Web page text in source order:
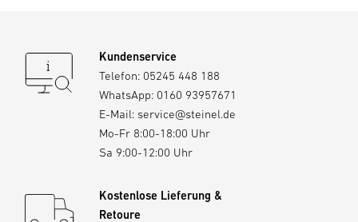
Kundenservice
Telefon: 05245 448 188
WhatsApp: 0160 93957671
E-Mail: service@steinel.de
Mo-Fr 8:00-18:00 Uhr
Sa 9:00-12:00 Uhr
Kostenlose Lieferung &
Retoure